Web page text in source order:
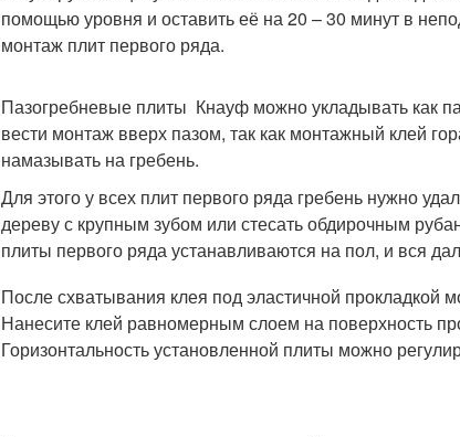
помощью уровня и оставить её на 20 – 30 минут в
монтаж плит первого ряда.
Пазогребневые плиты Кнауф можно укладывать как
вести монтаж вверх пазом, так как монтажный клей
намазывать на гребень.
Для этого у всех плит первого ряда гребень нужно
дереву с крупным зубом или стесать обдирочным
плиты первого ряда устанавливаются на пол, и вся
После схватывания клея под эластичной прокладкой
Нанесите клей равномерным слоем на поверхность
Горизонтальность установленной плиты можно